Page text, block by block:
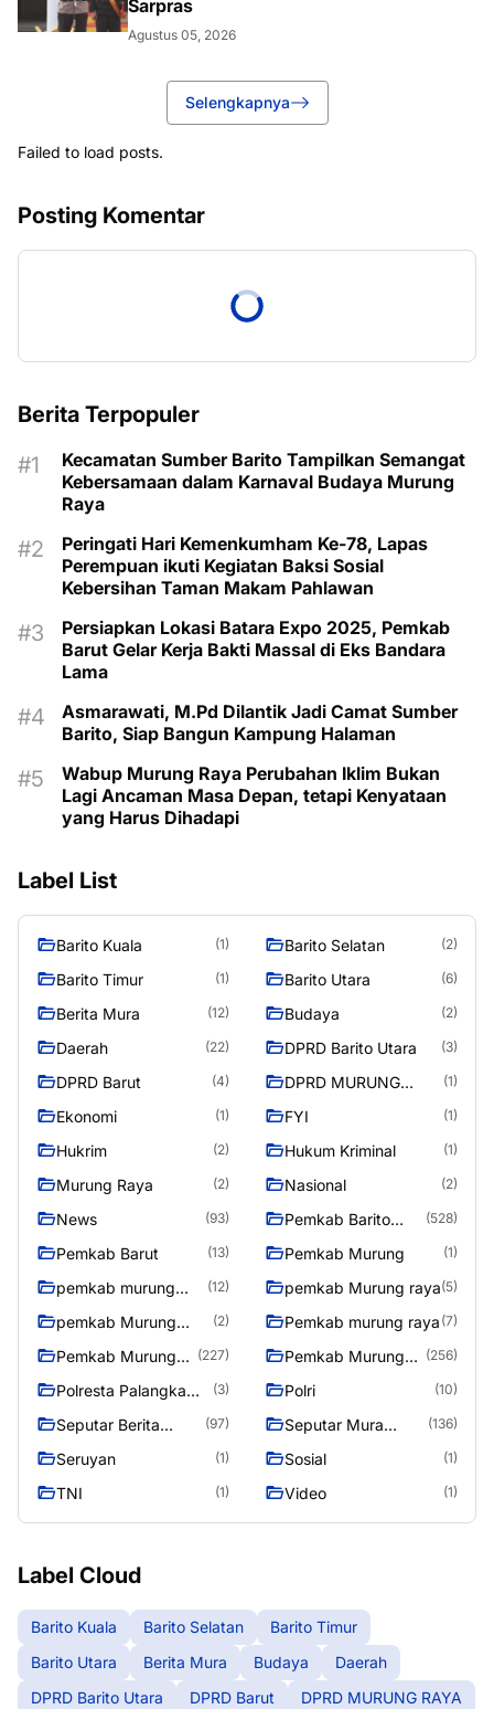
Sarpras
Agustus 05, 2026
Selengkapnya
Failed to load posts.
Posting Komentar
Berita Terpopuler
Kecamatan Sumber Barito Tampilkan Semangat
Kebersamaan dalam Karnaval Budaya Murung
Raya
Peringati Hari Kemenkumham Ke-78, Lapas
Perempuan ikuti Kegiatan Baksi Sosial
Kebersihan Taman Makam Pahlawan
Persiapkan Lokasi Batara Expo 2025, Pemkab
Barut Gelar Kerja Bakti Massal di Eks Bandara
Lama
Asmarawati, M.Pd Dilantik Jadi Camat Sumber
Barito, Siap Bangun Kampung Halaman
Wabup Murung Raya Perubahan Iklim Bukan
Lagi Ancaman Masa Depan, tetapi Kenyataan
yang Harus Dihadapi
Label List
Barito Kuala (1) Barito Selatan (2)
Barito Timur (1) Barito Utara (6)
Berita Mura (12) Budaya (2)
Daerah (22) DPRD Barito Utara (3)
DPRD Barut (4)
DPRD MURUNG
(1)
Ekonomi (1) FYI (1)
Hukrim (2) Hukum Kriminal (1)
Murung Raya (2) Nasional (2)
News (93)
Pemkab Barito
(528)
Pemkab Barut (13) Pemkab Murung (1)
pemkab murung
(12) pemkab Murung raya(5)
pemkab Murung
(2) Pemkab murung raya (7)
Pemkab Murung
(227)
Pemkab Murung
(256)
Polresta Palangka
(3) Polri (10)
Seputar Berita
(97)
Seputar Mura
(136)
Seruyan (1) Sosial (1)
TNI (1) Video (1)
Label Cloud
Barito Kuala Barito Selatan
Barito Timur
Barito Utara
Berita Mura Budaya
Daerah
DPRD Barito Utara
DPRD Barut
DPRD MURUNG RAYA